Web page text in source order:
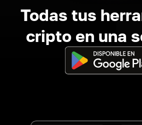
Todas tus
cripto en una